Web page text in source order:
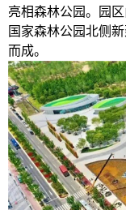
亮相森林公园。园
国家森林公园北侧
而成。